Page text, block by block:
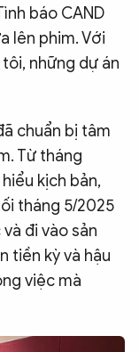
báo CAND
lên phim. Với
những dự án
chuẩn bị tâm
Từ tháng
kịch bản,
tháng 5/2025
đi vào sản
tiền kỳ và hậu
việc mà